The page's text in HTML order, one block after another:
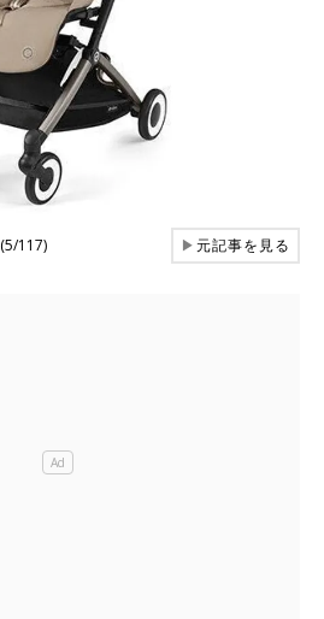
117) ▶元記事を見る